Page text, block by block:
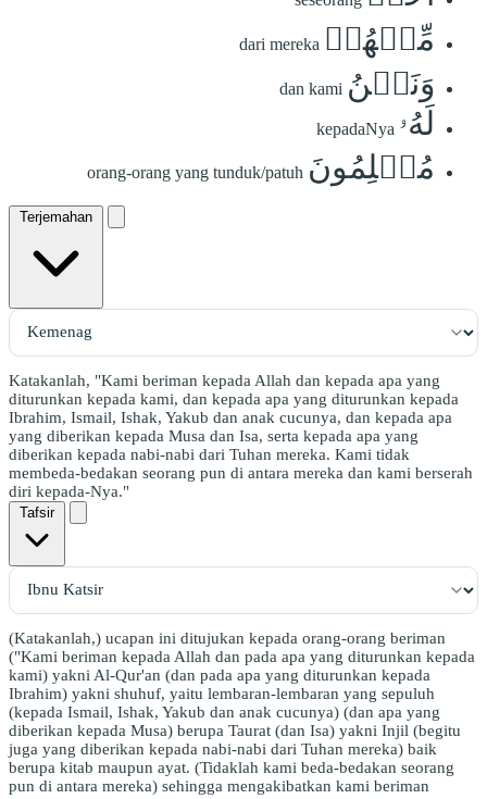
مِّنۡهُمۡ dari mereka
وَنَحۡنُ dan kami
لَهُۥ kepadaNya
مُسۡلِمُونَ orang-orang yang tunduk/patuh
Terjemahan
Katakanlah, "Kami beriman kepada Allah dan kepada apa yang
diturunkan kepada kami, dan kepada apa yang diturunkan kepada
Ibrahim, Ismail, Ishak, Yakub dan anak cucunya, dan kepada apa
yang diberikan kepada Musa dan Isa, serta kepada apa yang
diberikan kepada nabi-nabi dari Tuhan mereka. Kami tidak
membeda-bedakan seorang pun di antara mereka dan kami berserah
diri kepada-Nya."
Tafsir
(Katakanlah,) ucapan ini ditujukan kepada orang-orang beriman
("Kami beriman kepada Allah dan pada apa yang diturunkan kepada
kami) yakni Al-Qur'an (dan pada apa yang diturunkan kepada
Ibrahim) yakni shuhuf, yaitu lembaran-lembaran yang sepuluh
(kepada Ismail, Ishak, Yakub dan anak cucunya) (dan apa yang
diberikan kepada Musa) berupa Taurat (dan Isa) yakni Injil (begitu
juga yang diberikan kepada nabi-nabi dari Tuhan mereka) baik
berupa kitab maupun ayat. (Tidaklah kami beda-bedakan seorang
pun di antara mereka) sehingga mengakibatkan kami beriman